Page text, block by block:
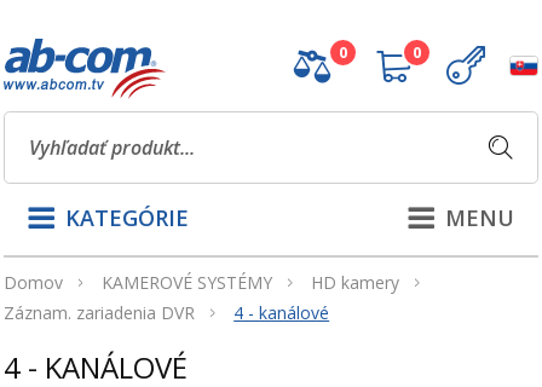
0 0
MENU
KATEGÓRIE
Domov KAMEROVÉ SYSTÉMY
HD kamery
Záznam. zariadenia DVR
4 - kanálové
4 - KANÁLOVÉ